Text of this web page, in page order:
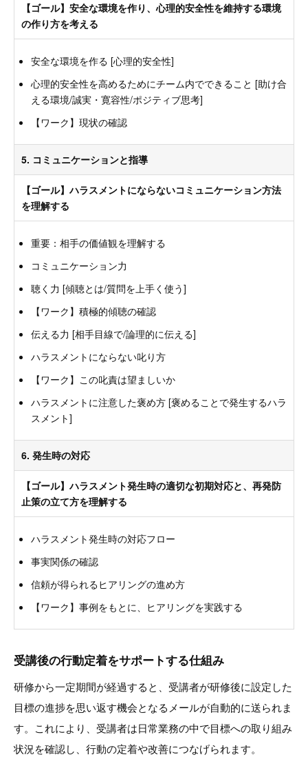
【ゴール】安全な環境を作り、心理的安全性を維持する環境
の作り方を考える
安全な環境を作る [心理的安全性]
心理的安全性を高めるためにチーム内でできること [助け合
える環境/誠実・寛容性/ポジティブ思考]
【ワーク】現状の確認
5. コミュニケーションと指導
【ゴール】ハラスメントにならないコミュニケーション方法
を理解する
重要：相手の価値観を理解する
コミュニケーション力
聴く力 [傾聴とは/質問を上手く使う]
【ワーク】積極的傾聴の確認
伝える力 [相手目線で/論理的に伝える]
ハラスメントにならない叱り方
【ワーク】この叱責は望ましいか
ハラスメントに注意した褒め方 [褒めることで発生するハラ
スメント]
6. 発生時の対応
【ゴール】ハラスメント発生時の適切な初期対応と、再発防
止策の立て方を理解する
ハラスメント発生時の対応フロー
事実関係の確認
信頼が得られるヒアリングの進め方
【ワーク】事例をもとに、ヒアリングを実践する
受講後の行動定着をサポートする仕組み
研修から一定期間が経過すると、受講者が研修後に設定した
目標の進捗を思い返す機会となるメールが自動的に送られま
す。これにより、受講者は日常業務の中で目標への取り組み
状況を確認し、行動の定着や改善につなげられます。